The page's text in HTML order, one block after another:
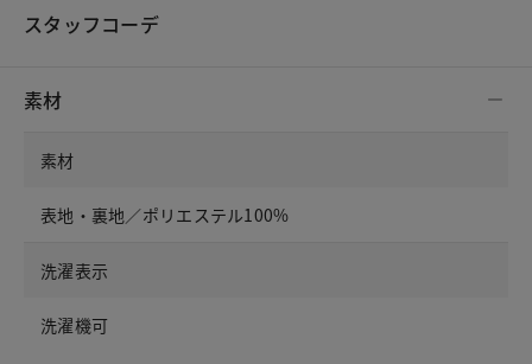
スタッフコーデ
素材
素材
表地・裏地／ポリエステル100%
洗濯表示
洗濯機可